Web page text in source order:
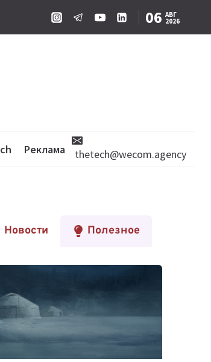
06 АВГ
2026
Реклама thetech@wecom.agency
Новости Полезное